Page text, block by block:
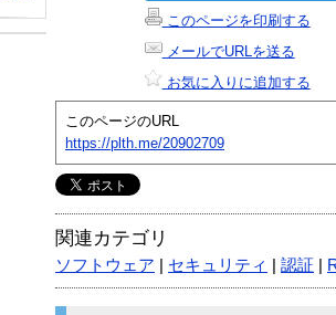
このページを印刷する
メールでURLを送る
お気に入りに追加する
このページのURL
https://plth.me/20902709
関連カテゴリ
ソフトウェア セキュリティ 認証